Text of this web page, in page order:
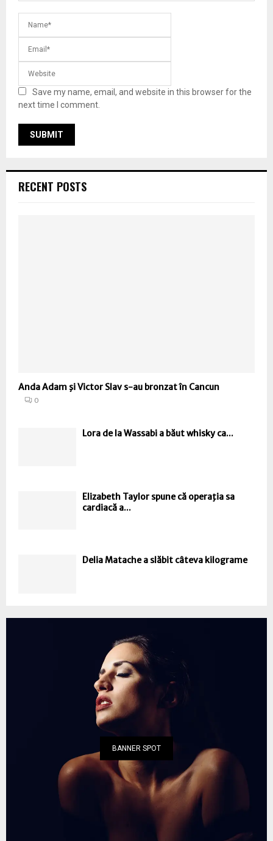
Save my name, email, and website in this browser for the
next time I comment.
RECENT POSTS
Anda Adam şi Victor Slav s-au bronzat în Cancun
0
Lora de la Wassabi a băut whisky ca...
Elizabeth Taylor spune că operaţia sa
cardiacă a...
Delia Matache a slăbit câteva kilograme
BANNER SPOT